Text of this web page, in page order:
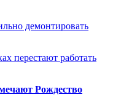
демонтировать
перестают работать
Рождество